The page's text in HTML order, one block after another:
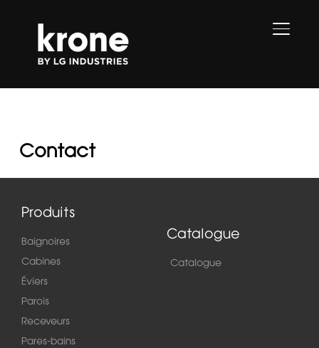
Contact
Produits
Baignoires
Cabines
Éviers
Parois
Receveurs
Pares-bains
Catalogue
Catalogue